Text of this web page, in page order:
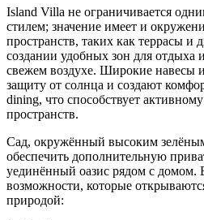
Island Villa не ограничивается
стилем; значение имеет и
пространств, таких как террасы и
создании удобных зон для отдыха
свежем воздухе. Широкие навесы
защиту от солнца и создают
dining, что способствует
пространств.
Сад, окружённый высоким
обеспечить дополнительную
уединённый оазис рядом с домом.
возможности, которые
природой: